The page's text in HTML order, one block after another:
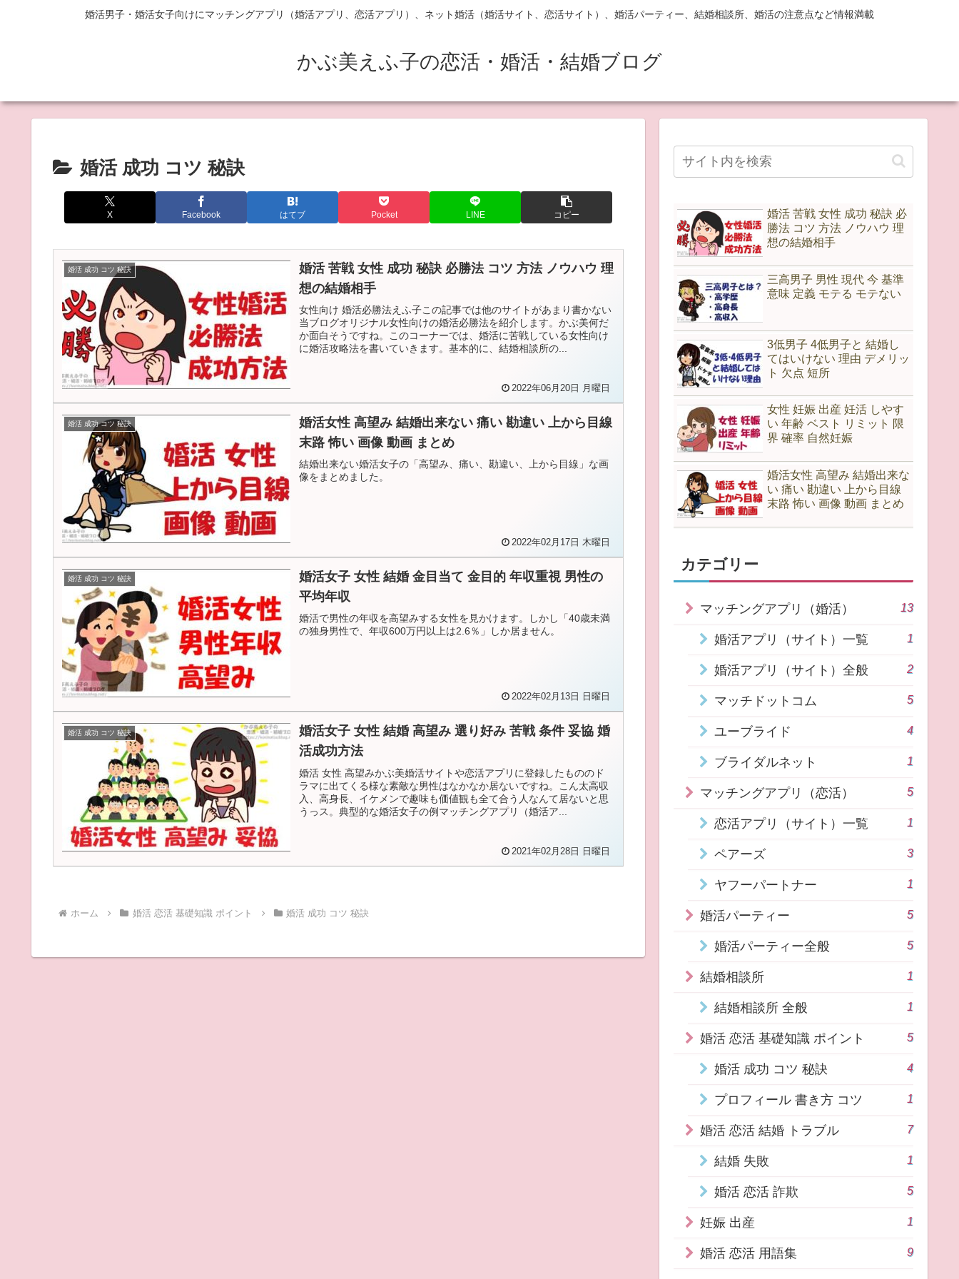
婚活男子・婚活女子向けにマッチングアプリ（婚活アプリ、恋活アプリ）、ネット婚活（婚活サイト、恋活サイト）、婚活パーティー、結婚相談所、婚活の注意点など情報満載
かぶ美えふ子の恋活・婚活・結婚ブログ
婚活 成功 コツ 秘訣
X Facebook はてブ Pocket LINE コピー
婚活 成功 コツ 秘訣
婚活 苦戦 女性 成功 秘訣 必勝法 コツ 方法 ノウハウ 理
想の結婚相手
女性向け 婚活必勝法えふ子この記事では他のサイトがあまり書かない
当ブログオリジナル女性向けの婚活必勝法を紹介します。かぶ美何だ
か面白そうですね。このコーナーでは、婚活に苦戦している女性向け
に婚活攻略法を書いていきます。基本的に、結婚相談所の...
2022年06月20日 月曜日
婚活 成功 コツ 秘訣
婚活女性 高望み 結婚出来ない 痛い 勘違い 上から目線
末路 怖い 画像 動画 まとめ
結婚出来ない婚活女子の「高望み、痛い、勘違い、上から目線」な画
像をまとめました。
2022年02月17日 木曜日
婚活 成功 コツ 秘訣
婚活女子 女性 結婚 金目当て 金目的 年収重視 男性の
平均年収
婚活で男性の年収を高望みする女性を見かけます。しかし「40歳未満
の独身男性で、年収600万円以上は2.6％」しか居ません。
2022年02月13日 日曜日
婚活 成功 コツ 秘訣
婚活女子 女性 結婚 高望み 選り好み 苦戦 条件 妥協 婚
活成功方法
婚活 女性 高望みかぶ美婚活サイトや恋活アプリに登録したもののド
ラマに出てくる様な素敵な男性はなかなか居ないですね。こん太高収
入、高身長、イケメンで趣味も価値観も全て合う人なんて居ないと思
うっス。典型的な婚活女子の例マッチングアプリ（婚活ア...
2021年02月28日 日曜日
ホーム 婚活 恋活 基礎知識 ポイント 婚活 成功 コツ 秘訣
婚活 苦戦 女性 成功 秘訣 必
勝法 コツ 方法 ノウハウ 理
想の結婚相手
三高男子 男性 現代 今 基準
意味 定義 モテる モテない
3低男子 4低男子と 結婚し
てはいけない 理由 デメリッ
ト 欠点 短所
女性 妊娠 出産 妊活 しやす
い 年齢 ベスト リミット 限
界 確率 自然妊娠
婚活女性 高望み 結婚出来な
い 痛い 勘違い 上から目線
末路 怖い 画像 動画 まとめ
カテゴリー
マッチングアプリ（婚活） 13
婚活アプリ（サイト）一覧 1
婚活アプリ（サイト）全般 2
マッチドットコム 5
ユーブライド 4
ブライダルネット 1
マッチングアプリ（恋活） 5
恋活アプリ（サイト）一覧 1
ペアーズ 3
ヤフーパートナー 1
婚活パーティー 5
婚活パーティー全般 5
結婚相談所 1
結婚相談所 全般 1
婚活 恋活 基礎知識 ポイント 5
婚活 成功 コツ 秘訣 4
プロフィール 書き方 コツ 1
婚活 恋活 結婚 トラブル 7
結婚 失敗 1
婚活 恋活 詐欺 5
妊娠 出産 1
婚活 恋活 用語集 9